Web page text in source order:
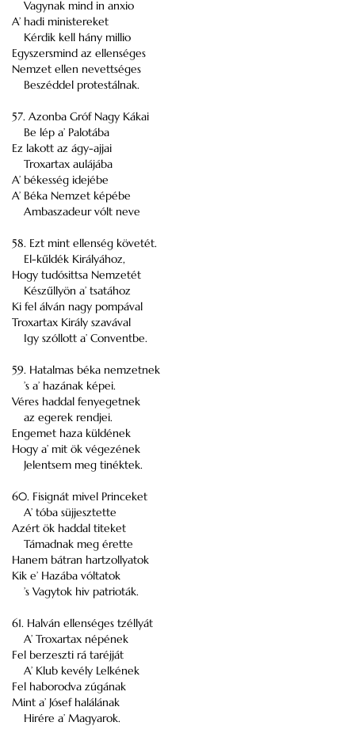
Vagynak mind in anxio
A’ hadi ministereket
Kérdik kell hány millio
Egyszersmind az ellenséges
Nemzet ellen nevettséges
Beszéddel protestálnak.
57. Azonba Gróf Nagy Kákai
Be lép a’ Palotába
Ez lakott az ágy-ajjai
Troxartax aulájába
A’ békesség idejébe
A’ Béka Nemzet képébe
Ambaszadeur vólt neve
58. Ezt mint ellenség követét.
El-kűldék Királyához,
Hogy tudósittsa Nemzetét
Készűllyön a’ tsatához
Ki fel álván nagy pompával
Troxartax Király szavával
Igy szóllott a’ Conventbe.
59. Hatalmas béka nemzetnek
’s a’ hazának képei.
Véres haddal fenyegetnek
az egerek rendjei.
Engemet haza küldének
Hogy a’ mit ök végezének
Jelentsem meg tinéktek.
60. Fisignát mivel Princeket
A’ tóba süjjesztette
Azért ök haddal titeket
Támadnak meg érette
Hanem bátran hartzollyatok
Kik e’ Hazába vóltatok
’s Vagytok hiv patrioták.
61. Halván ellenséges tzéllyát
A’ Troxartax népének
Fel berzeszti rá taréjját
A’ Klub kevély Lelkének
Fel haborodva zúgának
Mint a’ Jósef halálának
Hirére a’ Magyarok.